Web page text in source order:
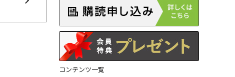
コンテンツ一覧